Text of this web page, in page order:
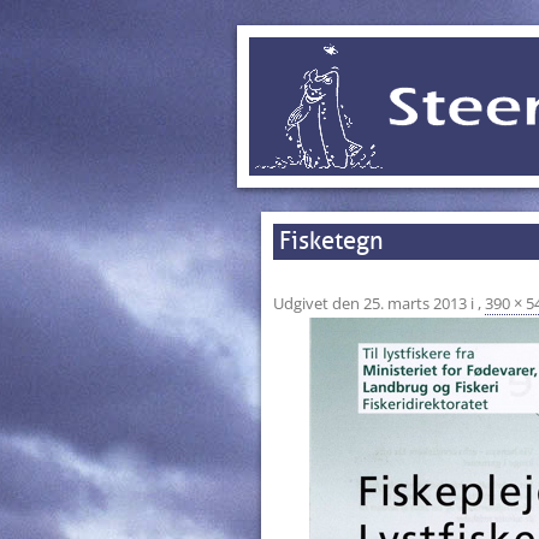
Fisketegn
Udgivet den 25. marts 2013 i ,390 ×